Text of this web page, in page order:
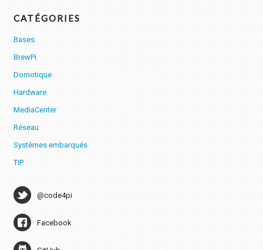
CATÉGORIES
Bases
BrewPi
Domotique
Hardware
MediaCenter
Réseau
Systèmes embarqués
TIP
@code4pi
Facebook